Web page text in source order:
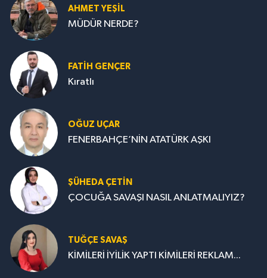
AHMET YEŞİL
MÜDÜR NERDE?
FATIH GENÇER
Kıratlı
OĞUZ UÇAR
FENERBAHÇE’NİN ATATÜRK AŞKI
ŞÜHEDA ÇETİN
ÇOCUĞA SAVAŞI NASIL ANLATMALIYIZ?
TUĞÇE SAVAŞ
KİMİLERİ İYİLİK YAPTI KİMİLERİ REKLAM...